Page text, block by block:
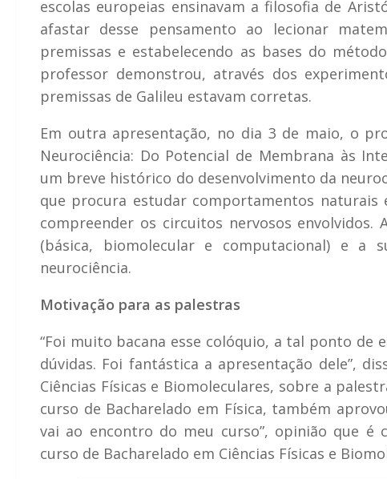
escolas europeias ensinavam a filosofia de
afastar desse pensamento ao lecionar
premissas e estabelecendo as bases do
professor demonstrou, através dos
premissas de Galileu estavam corretas.
Em outra apresentação, no dia 3 de maio, o
Neurociência: Do Potencial de Membrana às
um breve histórico do desenvolvimento da
que procura estudar comportamentos naturais
compreender os circuitos nervosos
(básica, biomolecular e computacional) e a
neurociência.
Motivação para as palestras
“Foi muito bacana esse colóquio, a tal ponto
dúvidas. Foi fantástica a apresentação dele”,
Ciências Físicas e Biomoleculares, sobre a
curso de Bacharelado em Física, também
vai ao encontro do meu curso”, opinião que é
curso de Bacharelado em Ciências Físicas e